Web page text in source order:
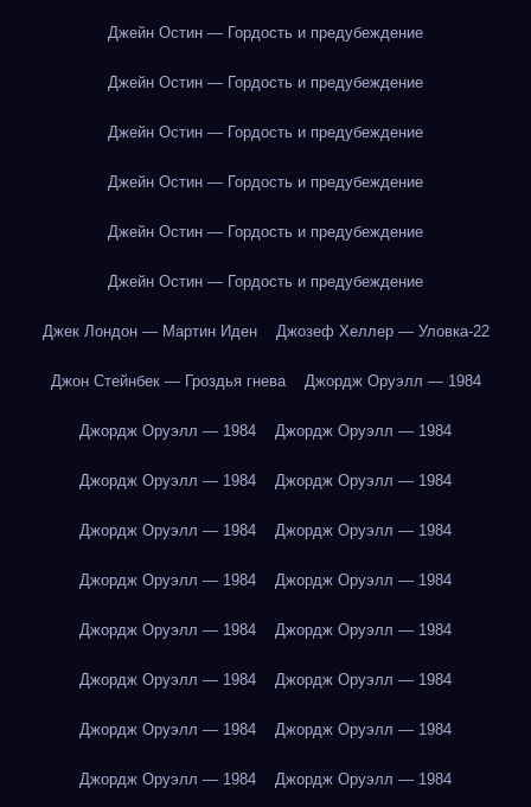
Джейн Остин — Гордость и предубеждение
Джейн Остин — Гордость и предубеждение
Джейн Остин — Гордость и предубеждение
Джейн Остин — Гордость и предубеждение
Джейн Остин — Гордость и предубеждение
Джейн Остин — Гордость и предубеждение
Джек Лондон — Мартин Иден Джозеф Хеллер — Уловка-22
Джон Стейнбек — Гроздья гнева Джордж Оруэлл — 1984
Джордж Оруэлл — 1984 Джордж Оруэлл — 1984
Джордж Оруэлл — 1984 Джордж Оруэлл — 1984
Джордж Оруэлл — 1984 Джордж Оруэлл — 1984
Джордж Оруэлл — 1984 Джордж Оруэлл — 1984
Джордж Оруэлл — 1984 Джордж Оруэлл — 1984
Джордж Оруэлл — 1984 Джордж Оруэлл — 1984
Джордж Оруэлл — 1984 Джордж Оруэлл — 1984
Джордж Оруэлл — 1984 Джордж Оруэлл — 1984